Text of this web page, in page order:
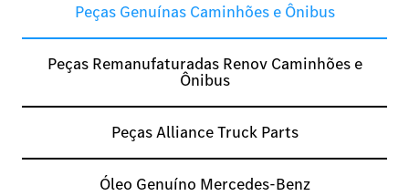
Peças Genuínas Caminhões e Ônibus
Peças Remanufaturadas Renov Caminhões e
Ônibus
Peças Alliance Truck Parts
Óleo Genuíno Mercedes-Benz